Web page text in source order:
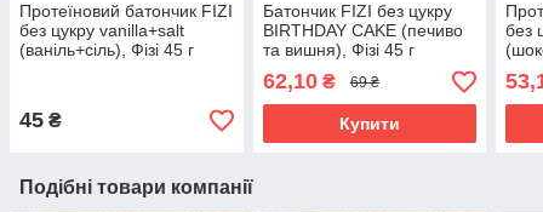
Протеїновий батончик FIZI
без цукру vanilla+salt
(ваніль+сіль), Фізі 45 г
45 ₴
Батончик FIZI без цукру
BIRTHDAY CAKE (печиво
та вишня), Фізі 45 г
62,10₴ 69 ₴
Купити
без
45 г
Подібні товари компанії